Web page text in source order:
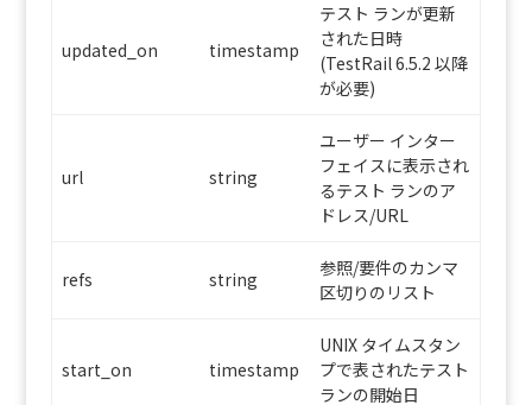
updated_on timestamp
テスト ランが更新
された日時
(TestRail 6.5.2 以降
が必要)
url string
ユーザー インター
フェイスに表示され
るテスト ランのア
ドレス/URL
refs string
参照/要件のカンマ
区切りのリスト
start_on timestamp
UNIX タイムスタン
プで表されたテスト
ランの開始日